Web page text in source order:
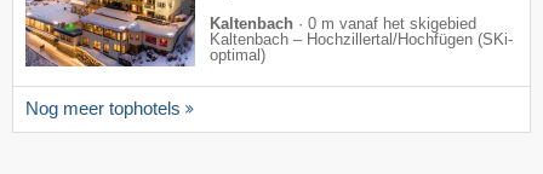
Kaltenbach · 0 m vanaf het skigebied
Kaltenbach – Hochzillertal/​Hochfügen (SKi-
optimal)
Nog meer tophotels